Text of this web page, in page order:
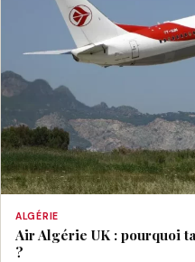
ALGÉRIE
Air Algérie UK : pourquoi
?